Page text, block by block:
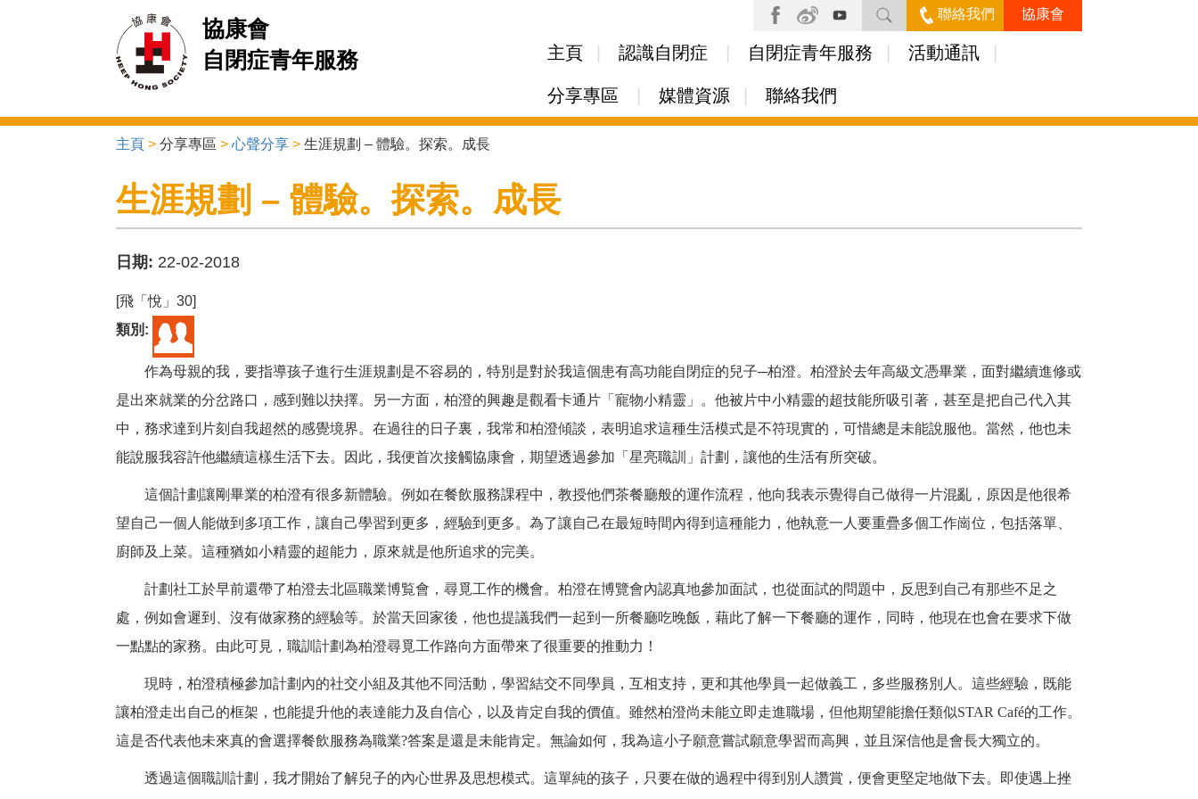
content
協康會
自閉症青年服務
聯絡我們 協康會
主頁 認識自閉症 自閉症青年服務 活動通訊
分享專區 媒體資源 聯絡我們
主頁 > 分享專區 > 心聲分享 > 生涯規劃 – 體驗。探索。成長
生涯規劃 – 體驗。探索。成長
日期: 22-02-2018
[飛「悅」30]
類別:
作為母親的我，要指導孩子進行生涯規劃是不容易的，特別是對於我這個患有高功能自閉症的兒子─柏澄。柏澄於去年高級文憑畢業，面對繼續進修或
是出來就業的分岔路口，感到難以抉擇。另一方面，柏澄的興趣是觀看卡通片「寵物小精靈」。他被片中小精靈的超技能所吸引著，甚至是把自己代入其
中，務求達到片刻自我超然的感覺境界。在過往的日子裏，我常和柏澄傾談，表明追求這種生活模式是不符現實的，可惜總是未能說服他。當然，他也未
能說服我容許他繼續這樣生活下去。因此，我便首次接觸協康會，期望透過參加「星亮職訓」計劃，讓他的生活有所突破。
這個計劃讓剛畢業的柏澄有很多新體驗。例如在餐飲服務課程中，教授他們茶餐廳般的運作流程，他向我表示覺得自己做得一片混亂，原因是他很希
望自己一個人能做到多項工作，讓自己學習到更多，經驗到更多。為了讓自己在最短時間內得到這種能力，他執意一人要重疊多個工作崗位，包括落單、
廚師及上菜。這種猶如小精靈的超能力，原來就是他所追求的完美。
計劃社工於早前還帶了柏澄去北區職業博覧會，尋覓工作的機會。柏澄在博覽會內認真地參加面試，也從面試的問題中，反思到自己有那些不足之
處，例如會遲到、沒有做家務的經驗等。於當天回家後，他也提議我們一起到一所餐廳吃晚飯，藉此了解一下餐廳的運作，同時，他現在也會在要求下做
一點點的家務。由此可見，職訓計劃為柏澄尋覓工作路向方面帶來了很重要的推動力！
現時，柏澄積極參加計劃內的社交小組及其他不同活動，學習結交不同學員，互相支持，更和其他學員一起做義工，多些服務別人。這些經驗，既能
讓柏澄走出自己的框架，也能提升他的表達能力及自信心，以及肯定自我的價值。雖然柏澄尚未能立即走進職場，但他期望能擔任類似STAR Café的工作。
這是否代表他未來真的會選擇餐飲服務為職業?答案是還是未能肯定。無論如何，我為這小子願意嘗試願意學習而高興，並且深信他是會長大獨立的。
透過這個職訓計劃，我才開始了解兒子的內心世界及思想模式。這單純的孩子，只要在做的過程中得到別人讚賞，便會更堅定地做下去。即使遇上挫